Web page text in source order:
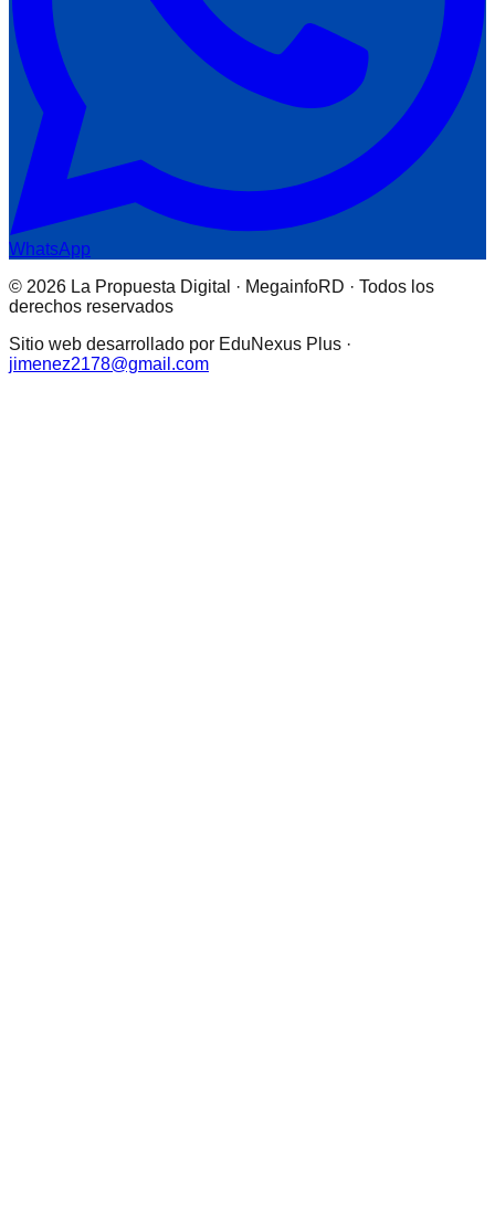
WhatsApp
© 2026 La Propuesta Digital · MegainfoRD · Todos los
derechos reservados
Sitio web desarrollado por EduNexus Plus ·
jimenez2178@gmail.com